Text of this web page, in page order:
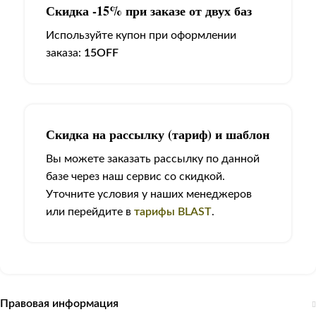
Скидка -15% при заказе от двух баз
Используйте купон при оформлении
заказа: 15OFF
Скидка на рассылку (тариф) и шаблон
Вы можете заказать рассылку по данной
базе через наш сервис со скидкой.
Уточните условия у наших менеджеров
или перейдите в тарифы BLAST.
Правовая информация